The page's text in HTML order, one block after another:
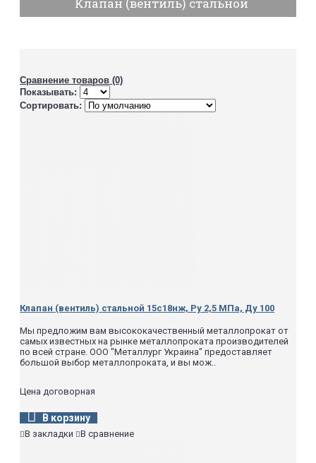
Клапан (вентиль) стальной
Сравнение товаров (0)
Показывать:
Сортировать:
Клапан (вентиль) стальной 15с18нж, Ру 2,5 МПа, Ду 100
Мы предложим вам высококачественный металлопрокат от
самых известных на рынке металлопроката производителей
по всей стране. ООО "Металлург Украина" предоставляет
большой выбор металлопроката, и вы мож..
Цена договорная
В корзину
В закладки В сравнение